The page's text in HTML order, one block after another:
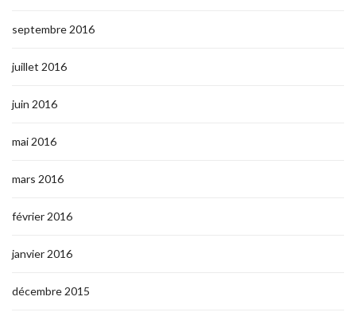
septembre 2016
juillet 2016
juin 2016
mai 2016
mars 2016
février 2016
janvier 2016
décembre 2015